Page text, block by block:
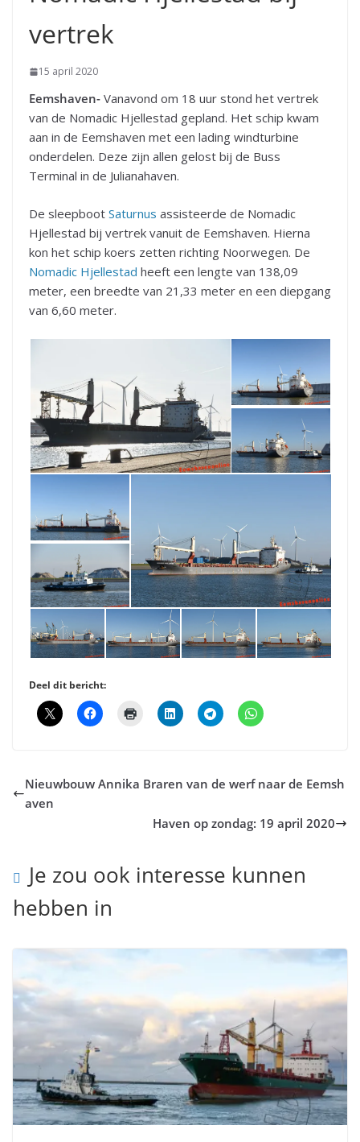
vertrek
15 april 2020
Eemshaven- Vanavond om 18 uur stond het vertrek
van de Nomadic Hjellestad gepland. Het schip kwam
aan in de Eemshaven met een lading windturbine
onderdelen. Deze zijn allen gelost bij de Buss
Terminal in de Julianahaven.
De sleepboot Saturnus assisteerde de Nomadic
Hjellestad bij vertrek vanuit de Eemshaven. Hierna
kon het schip koers zetten richting Noorwegen. De
Nomadic Hjellestad heeft een lengte van 138,09
meter, een breedte van 21,33 meter en een diepgang
van 6,60 meter.
Deel dit bericht:
Nieuwbouw Annika Braren van de werf naar de Eemsh
aven
Haven op zondag: 19 april 2020
Je zou ook interesse kunnen
hebben in